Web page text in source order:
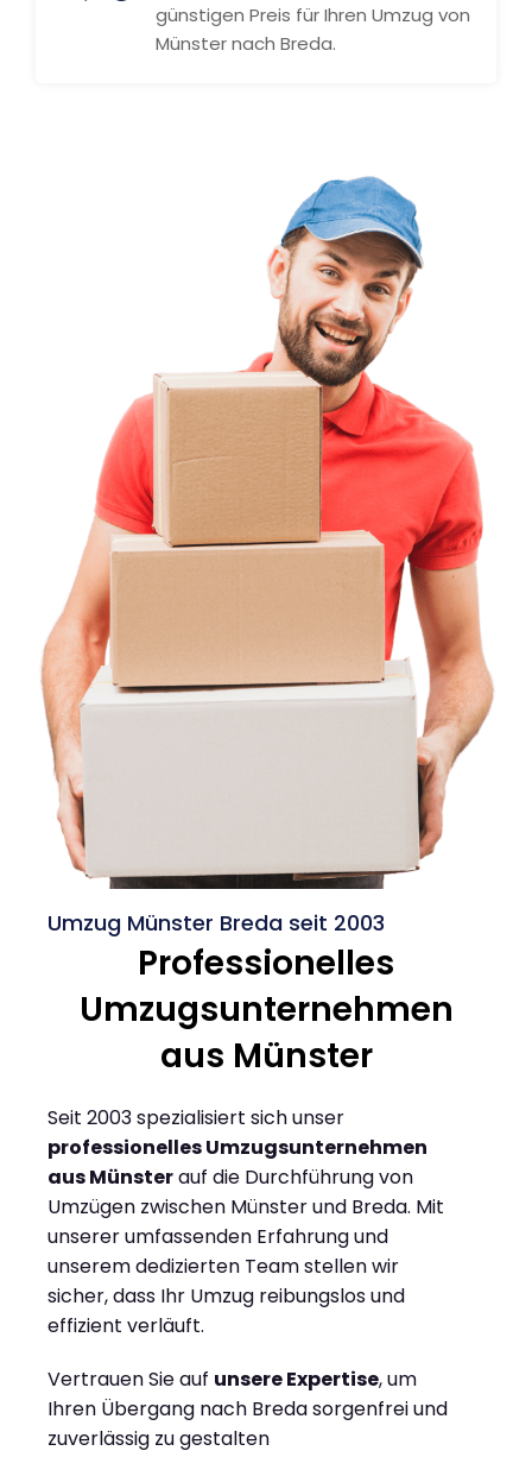
günstigen Preis für Ihren Umzug von
Münster nach Breda.
Umzug Münster Breda seit 2003
Professionelles
Umzugsunternehmen
aus Münster
Seit 2003 spezialisiert sich unser
professionelles Umzugsunternehmen
aus Münsterauf die Durchführung von
Umzügen zwischen Münster und Breda. Mit
unserer umfassenden Erfahrung und
unserem dedizierten Team stellen wir
sicher, dass Ihr Umzug reibungslos und
effizient verläuft.
Vertrauen Sie auf unsere Expertise, um
Ihren Übergang nach Breda sorgenfrei und
zuverlässig zu gestalten